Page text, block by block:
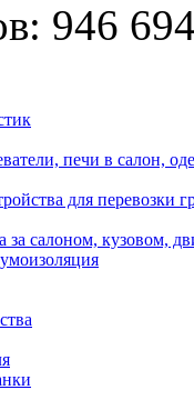
946
печи в салон,
для перевозки
салоном, кузовом,